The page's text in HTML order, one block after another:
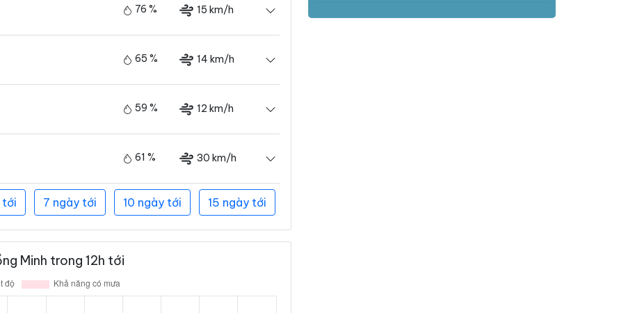
76 % 15 km/h
65 % 14 km/h
59 % 12 km/h
61 % 30 km/h
tới 7 ngày tới 10 ngày tới 15 ngày tới
Minh trong 12h tới